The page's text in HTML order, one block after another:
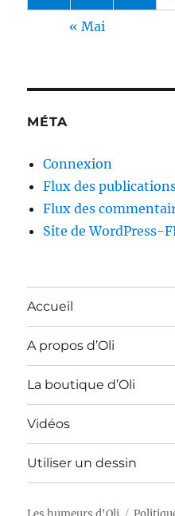
« Mai
MÉTA
Connexion
Flux des
Flux des
Site de WordPress-
Accueil
A propos d’Oli
La boutique d’Oli
Vidéos
Utiliser un dessin